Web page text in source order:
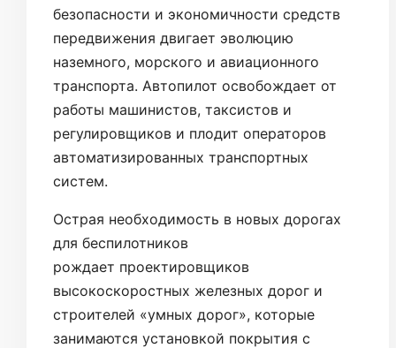
безопасности и экономичности средств
передвижения двигает эволюцию
наземного, морского и авиационного
транспорта. Автопилот освобождает от
работы машинистов, таксистов и
регулировщиков и плодит операторов
автоматизированных транспортных
систем.
Острая необходимость в новых дорогах
для беспилотников
рождает проектировщиков
высокоскоростных железных дорог и
строителей «умных дорог», которые
занимаются установкой покрытия с